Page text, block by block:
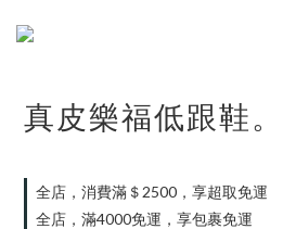
真皮樂福低跟鞋
全店，消費滿＄2500，享超取免運
全店，滿4000免運，享包裹免運